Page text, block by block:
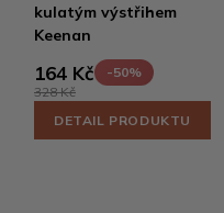
kulatým výstřihem
Keenan
164 Kč
-50%
328 Kč
DETAIL PRODUKTU